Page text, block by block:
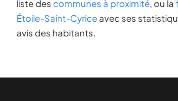
liste des communes à proximité, ou la
Étoile-Saint-Cyrice avec ses
avis des habitants.